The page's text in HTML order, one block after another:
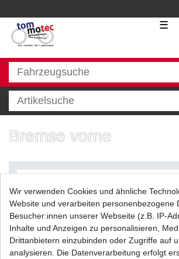
☰
Bremse vorne
Filter
Wir verwenden Cookies und ähnliche
Website und verarbeiten personenbezogene
Besucher:innen unserer Webseite (z.B. IP-
Inhalte und Anzeigen zu personalisieren,
Drittanbietern einzubinden oder Zugriffe auf
analysieren. Die Datenverarbeitung erfolgt